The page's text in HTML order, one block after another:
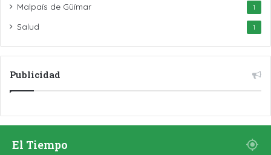
Malpaís de Güímar 1
Salud 1
Publicidad
El Tiempo